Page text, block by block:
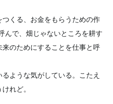
くる、 お金をもらうための作
で、 畑じゃないところを耕す
来のためにすることを仕事と呼
ような気がしている。 こたえ
れど。